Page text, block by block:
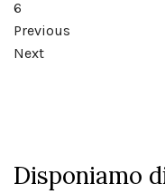
6
Previous
Next
Disponiamo